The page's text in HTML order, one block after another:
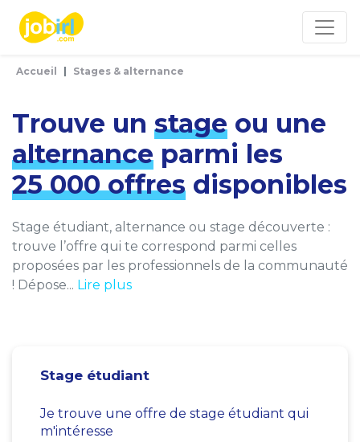
Accueil Stages & alternance
Trouve un stage ou une
alternance parmi les
25 000 offres disponibles
Stage étudiant, alternance ou stage découverte :
trouve l’offre qui te correspond parmi celles
proposées par les professionnels de la communauté
! Dépose... Lire plus
Stage étudiant
Je trouve une offre de stage étudiant qui
m'intéresse
Panneau de gestion des cookies